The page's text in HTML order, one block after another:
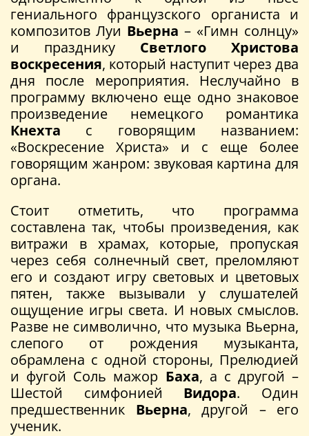
гениального французского органиста и
композитов Луи Вьерна – «Гимн солнцу»
и празднику Светлого Христова
воскресения, который наступит через два
дня после мероприятия. Неслучайно в
программу включено еще одно знаковое
произведение немецкого романтика
Кнехта с говорящим названием:
«Воскресение Христа» и с еще более
говорящим жанром: звуковая картина для
органа.
Стоит отметить, что программа
составлена так, чтобы произведения, как
витражи в храмах, которые, пропуская
через себя солнечный свет, преломляют
его и создают игру световых и цветовых
пятен, также вызывали у слушателей
ощущение игры света. И новых смыслов.
Разве не символично, что музыка Вьерна,
слепого от рождения музыканта,
обрамлена с одной стороны, Прелюдией
и фугой Соль мажор Баха, а с другой –
Шестой симфонией Видора. Один
предшественник Вьерна, другой – его
ученик.